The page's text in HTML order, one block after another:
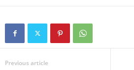
Previous article